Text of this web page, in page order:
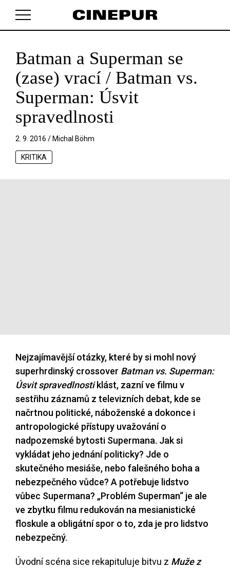
V košíku zatím nemáte žádné položky.
Batman a Superman se
(zase) vrací / Batman vs.
Superman: Úsvit
spravedlnosti
2. 9. 2016 / Michal Böhm
KRITIKA
Nejzajímavější otázky, které by si mohl nový
superhrdinský crossover Batman vs. Superman:
Úsvit spravedlnostiklást, zazní ve filmu v
sestřihu záznamů z televizních debat, kde se
načrtnou politické, náboženské a dokonce i
antropologické přístupy uvažování o
nadpozemské bytosti Supermana. Jak si
vykládat jeho jednání politicky? Jde o
skutečného mesiáše, nebo falešného boha a
nebezpečného vůdce? A potřebuje lidstvo
vůbec Supermana? „Problém Superman“ je ale
ve zbytku filmu redukován na mesianistické
floskule a obligátní spor o to, zda je pro lidstvo
nebezpečný.
Úvodní scéna sice rekapituluje bitvu z Muže z